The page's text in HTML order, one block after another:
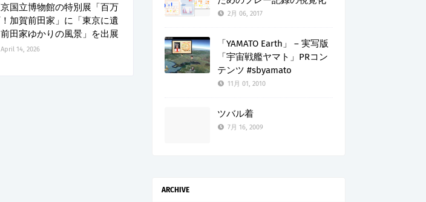
国立博物館の特別展「百万
加賀前田家」に「東京に遺
田家ゆかりの風景」を出展
April 14, 2026
2月 06, 2017
「YAMATO Earth」 – 実写版
「宇宙戦艦ヤマト」PRコン
テンツ #sbyamato
11月 01, 2010
ツバル着
7月 16, 2009
ARCHIVE